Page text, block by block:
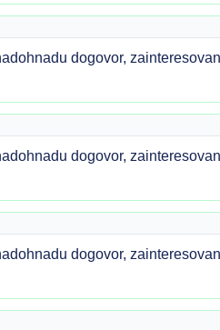
dogovor,
dogovor,
dogovor,